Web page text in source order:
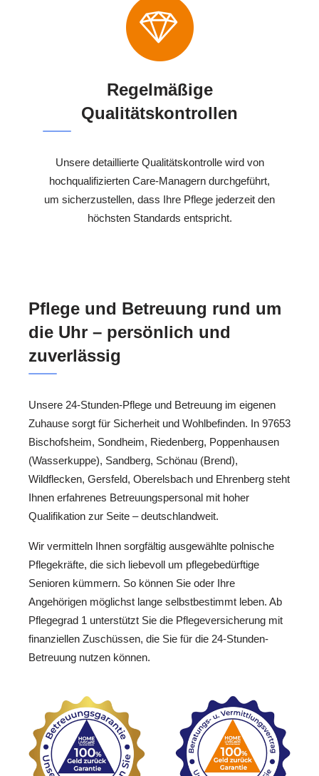
Regelmäßige
Qualitätskontrollen
Unsere detaillierte Qualitätskontrolle wird von
hochqualifizierten Care-Managern durchgeführt,
um sicherzustellen, dass Ihre Pflege jederzeit den
höchsten Standards entspricht.
Pflege und Betreuung rund um
die Uhr – persönlich und
zuverlässig
Unsere 24-Stunden-Pflege und Betreuung im eigenen
Zuhause sorgt für Sicherheit und Wohlbefinden. In 97653
Bischofsheim, Sondheim, Riedenberg, Poppenhausen
(Wasserkuppe), Sandberg, Schönau (Brend),
Wildflecken, Gersfeld, Oberelsbach und Ehrenberg steht
Ihnen erfahrenes Betreuungspersonal mit hoher
Qualifikation zur Seite – deutschlandweit.
Wir vermitteln Ihnen sorgfältig ausgewählte polnische
Pflegekräfte, die sich liebevoll um pflegebedürftige
Senioren kümmern. So können Sie oder Ihre
Angehörigen möglichst lange selbstbestimmt leben. Ab
Pflegegrad 1 unterstützt Sie die Pflegeversicherung mit
finanziellen Zuschüssen, die Sie für die 24-Stunden-
Betreuung nutzen können.